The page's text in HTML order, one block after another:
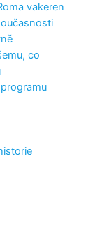
vakeren
co